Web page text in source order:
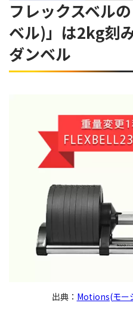
アームカール
ワンハンドロウ
フォワードランジ
重さ32kgでは物足りない
プラスチックの部分があ
フレックスベル(NÜOBELL)
フレックスベル(NÜOBELL)
支払い方法
送料
「フレックスベル
可変式ダンベルと固定式
フレックスベル
ベル)」は2kg刻
ダンベル
出典： Motions(モー